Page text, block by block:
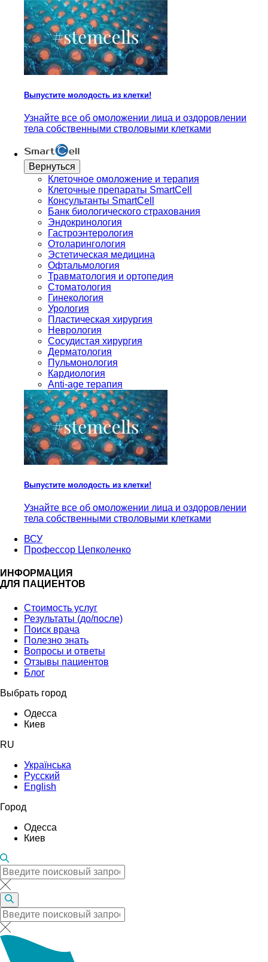
Выпустите молодость из клетки!
Узнайте все об омоложении лица и оздоровлении
тела собственными стволовыми клетками
Вернуться
Клеточное омоложение и терапия
Клеточные препараты SmartCell
Консультанты SmartCell
Банк биологического страхования
Эндокринология
Гастроэнтерология
Отоларингология
Эстетическая медицина
Офтальмология
Травматология и ортопедия
Стоматология
Гинекология
Урология
Пластическая хирургия
Неврология
Сосудистая хирургия
Дерматология
Пульмонология
Кардиология
Anti-age терапия
Выпустите молодость из клетки!
Узнайте все об омоложении лица и оздоровлении
тела собственными стволовыми клетками
ВСУ
Профессор Цепколенко
ИНФОРМАЦИЯ
ДЛЯ ПАЦИЕНТОВ
Стоимость услуг
Результаты (до/после)
Поиск врача
Полезно знать
Вопросы и ответы
Отзывы пациентов
Блог
Выбрать город
Одесса
Киев
RU
Українська
Русский
English
Город
Одесса
Киев